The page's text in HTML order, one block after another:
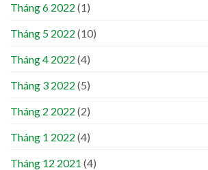
Tháng 6 2022 (1)
Tháng 5 2022 (10)
Tháng 4 2022 (4)
Tháng 3 2022 (5)
Tháng 2 2022 (2)
Tháng 1 2022 (4)
Tháng 12 2021 (4)